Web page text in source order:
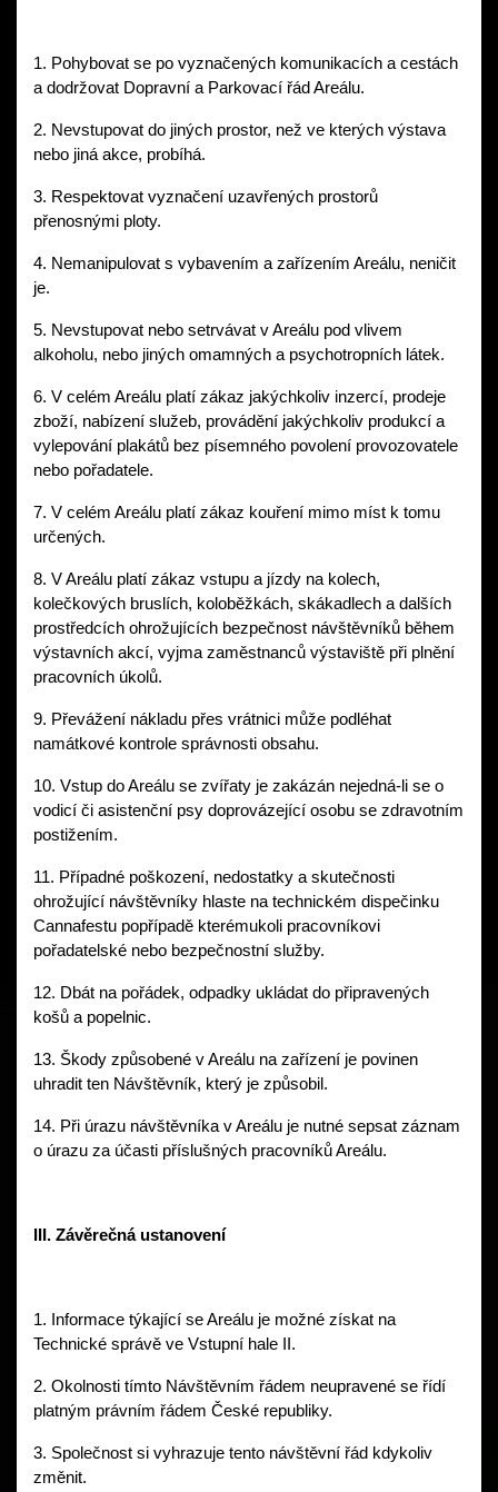
1. Pohybovat se po vyznačených komunikacích a cestách
a dodržovat Dopravní a Parkovací řád Areálu.
2. Nevstupovat do jiných prostor, než ve kterých výstava
nebo jiná akce, probíhá.
3. Respektovat vyznačení uzavřených prostorů
přenosnými ploty.
4. Nemanipulovat s vybavením a zařízením Areálu, neničit
je.
5. Nevstupovat nebo setrvávat v Areálu pod vlivem
alkoholu, nebo jiných omamných a psychotropních látek.
6. V celém Areálu platí zákaz jakýchkoliv inzercí, prodeje
zboží, nabízení služeb, provádění jakýchkoliv produkcí a
vylepování plakátů bez písemného povolení provozovatele
nebo pořadatele.
7. V celém Areálu platí zákaz kouření mimo míst k tomu
určených.
8. V Areálu platí zákaz vstupu a jízdy na kolech,
kolečkových bruslích, koloběžkách, skákadlech a dalších
prostředcích ohrožujících bezpečnost návštěvníků během
výstavních akcí, vyjma zaměstnanců výstaviště při plnění
pracovních úkolů.
9. Převážení nákladu přes vrátnici může podléhat
namátkové kontrole správnosti obsahu.
10. Vstup do Areálu se zvířaty je zakázán nejedná-li se o
vodicí či asistenční psy doprovázející osobu se zdravotním
postižením.
11. Případné poškození, nedostatky a skutečnosti
ohrožující návštěvníky hlaste na technickém dispečinku
Cannafestu popřípadě kterémukoli pracovníkovi
pořadatelské nebo bezpečnostní služby.
12. Dbát na pořádek, odpadky ukládat do připravených
košů a popelnic.
13. Škody způsobené v Areálu na zařízení je povinen
uhradit ten Návštěvník, který je způsobil.
14. Při úrazu návštěvníka v Areálu je nutné sepsat záznam
o úrazu za účasti příslušných pracovníků Areálu.
III. Závěrečná ustanovení
1. Informace týkající se Areálu je možné získat na
Technické správě ve Vstupní hale II.
2. Okolnosti tímto Návštěvním řádem neupravené se řídí
platným právním řádem České republiky.
3. Společnost si vyhrazuje tento návštěvní řád kdykoliv
změnit.